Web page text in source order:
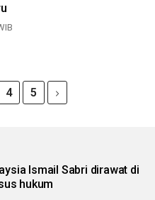
4 5
Ismail Sabri dirawat di
hukum